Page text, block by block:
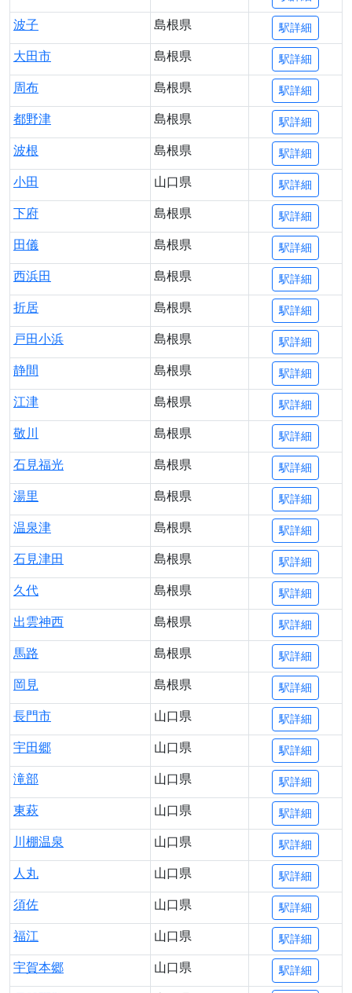
波子 島根県 駅詳細
大田市 島根県 駅詳細
周布 島根県 駅詳細
都野津 島根県 駅詳細
波根 島根県 駅詳細
小田 山口県 駅詳細
下府 島根県 駅詳細
田儀 島根県 駅詳細
西浜田 島根県 駅詳細
折居 島根県 駅詳細
戸田小浜 島根県 駅詳細
静間 島根県 駅詳細
江津 島根県 駅詳細
敬川 島根県 駅詳細
石見福光 島根県 駅詳細
湯里 島根県 駅詳細
温泉津 島根県 駅詳細
石見津田 島根県 駅詳細
久代 島根県 駅詳細
出雲神西 島根県 駅詳細
馬路 島根県 駅詳細
岡見 島根県 駅詳細
長門市 山口県 駅詳細
宇田郷 山口県 駅詳細
滝部 山口県 駅詳細
東萩 山口県 駅詳細
川棚温泉 山口県 駅詳細
人丸 山口県 駅詳細
須佐 山口県 駅詳細
福江 山口県 駅詳細
宇賀本郷 山口県 駅詳細